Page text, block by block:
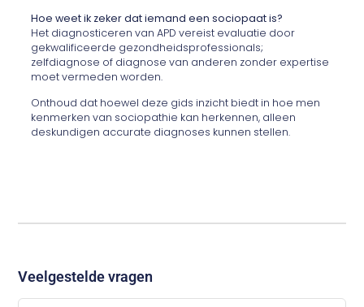
Hoe weet ik zeker dat iemand een sociopaat is?
Het diagnosticeren van APD vereist evaluatie door
gekwalificeerde gezondheidsprofessionals;
zelfdiagnose of diagnose van anderen zonder expertise
moet vermeden worden.
Onthoud dat hoewel deze gids inzicht biedt in hoe men
kenmerken van sociopathie kan herkennen, alleen
deskundigen accurate diagnoses kunnen stellen.
Veelgestelde vragen